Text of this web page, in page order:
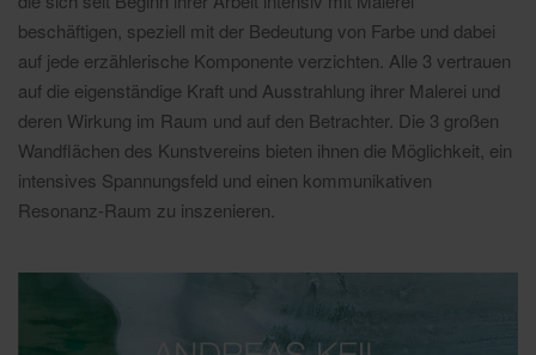
beschäftigen, speziell mit der Bedeutung von Farbe und dabei
auf jede erzählerische Komponente verzichten. Alle 3 vertrauen
auf die eigenständige Kraft und Ausstrahlung ihrer Malerei und
deren Wirkung im Raum und auf den Betrachter. Die 3 großen
Wandflächen des Kunstvereins bieten ihnen die Möglichkeit, ein
intensives Spannungsfeld und einen kommunikativen
Resonanz-Raum zu inszenieren.